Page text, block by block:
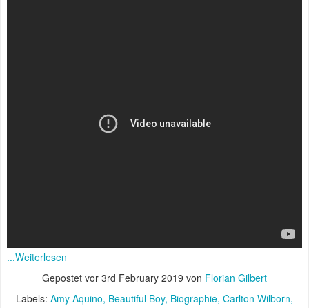
...Weiterlesen
Gepostet vor 3rd February 2019 von Florian Gilbert
Labels: Amy Aquino Beautiful Boy Biographie Carlton Wilborn